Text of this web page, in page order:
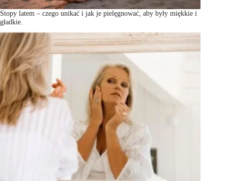
Stopy latem – czego unikać i jak je pielęgnować, aby były miękkie i
gładkie.